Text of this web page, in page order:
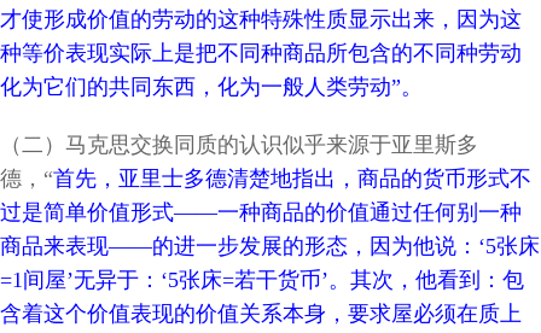
才使形成价值的劳动的这种特殊性质显示出来，因为这
种等价表现实际上是把不同种商品所包含的不同种劳动
化为它们的共同东西，化为一般人类劳动”。
（二）马克思交换同质的认识似乎来源于亚里斯多
德，“首先，亚里士多德清楚地指出，商品的货币形式不
过是简单价值形式——一种商品的价值通过任何别一种
商品来表现——的进一步发展的形态，因为他说：‘5张床
=1间屋’无异于：‘5张床=若干货币’。其次，他看到：包
含着这个价值表现的价值关系本身，要求屋必须在质上